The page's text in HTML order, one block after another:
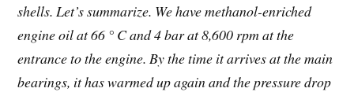
shells. Let’s summarize. We have methanol-enriched
engine oil at 66 ° C and 4 bar at 8,600 rpm at the
entrance to the engine. By the time it arrives at the main
bearings, it has warmed up again and the pressure drop